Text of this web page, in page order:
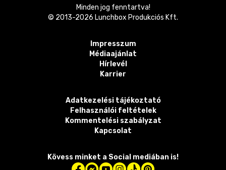
Minden jog fenntartva!
© 2013-2026 Lunchbox Produkciós Kft.
Impresszum
Médiaajánlat
Hírlevél
Karrier
Adatkezelési tájékoztató
Felhasználói feltételek
Kommentelési szabályzat
Kapcsolat
Kövess minket a Social mediában is!